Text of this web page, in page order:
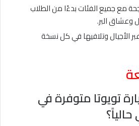
مع جميع الفئات بدءًا من الطلاب
وعشاق البر.
الأجيال وتلافيها في كل نسخة
تويوتا متوفرة في